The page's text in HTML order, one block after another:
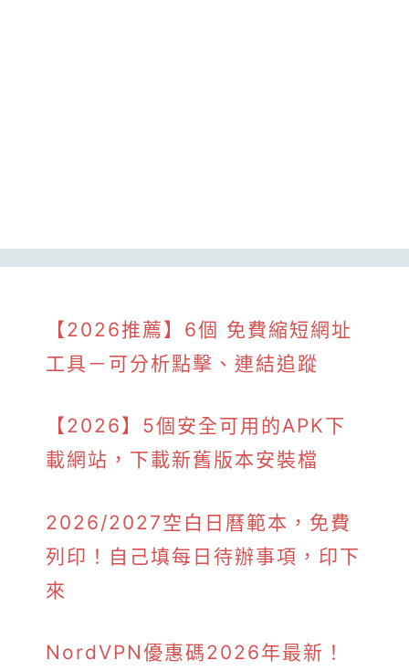
【2026推薦】6個 免費縮短網址
工具－可分析點擊、連結追蹤
【2026】5個安全可用的APK下
載網站，下載新舊版本安裝檔
2026/2027空白日曆範本，免費
列印！自己填每日待辦事項，印下
來
NordVPN優惠碼2026年最新！